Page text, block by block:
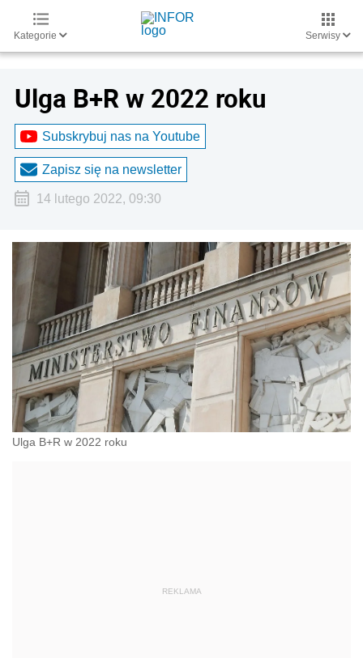
Kategorie Serwisy
Ulga B+R w 2022 roku
Subskrybuj nas na Youtube
Zapisz się na newsletter
14 lutego 2022, 09:30
Ulga B+R w 2022 roku